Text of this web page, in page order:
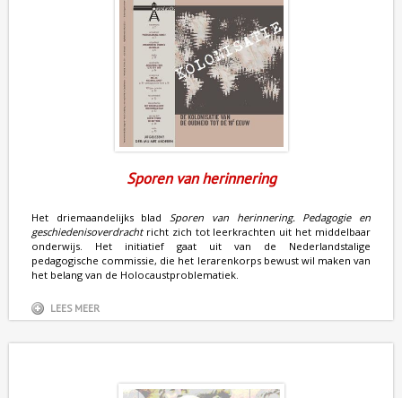
Sporen van herinnering
Het driemaandelijks bladSporen van herinnering. Pedagogie en
geschiedenisoverdrachtricht zich tot leerkrachten uit het middelbaar
onderwijs. Het initiatief gaat uit van de Nederlandstalige
pedagogische commissie, die het lerarenkorps bewust wil maken van
het belang van de Holocaustproblematiek.
LEES MEER